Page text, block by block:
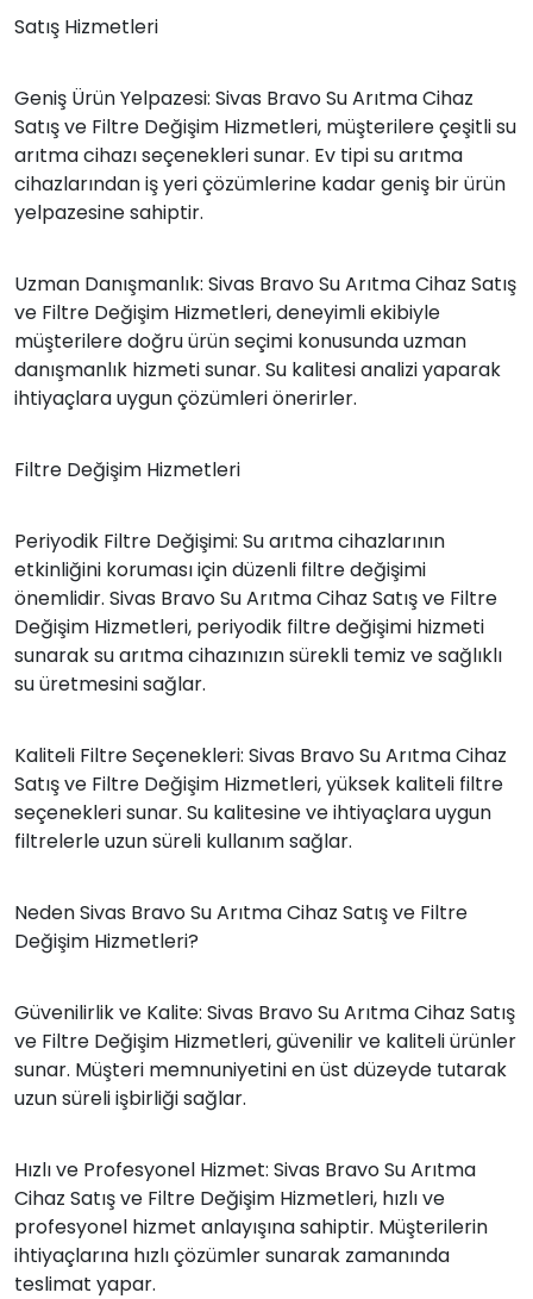
Satış Hizmetleri
Geniş Ürün Yelpazesi: Sivas Bravo Su Arıtma Cihaz
Satış ve Filtre Değişim Hizmetleri, müşterilere çeşitli su
arıtma cihazı seçenekleri sunar. Ev tipi su arıtma
cihazlarından iş yeri çözümlerine kadar geniş bir ürün
yelpazesine sahiptir.
Uzman Danışmanlık: Sivas Bravo Su Arıtma Cihaz Satış
ve Filtre Değişim Hizmetleri, deneyimli ekibiyle
müşterilere doğru ürün seçimi konusunda uzman
danışmanlık hizmeti sunar. Su kalitesi analizi yaparak
ihtiyaçlara uygun çözümleri önerirler.
Filtre Değişim Hizmetleri
Periyodik Filtre Değişimi: Su arıtma cihazlarının
etkinliğini koruması için düzenli filtre değişimi
önemlidir. Sivas Bravo Su Arıtma Cihaz Satış ve Filtre
Değişim Hizmetleri, periyodik filtre değişimi hizmeti
sunarak su arıtma cihazınızın sürekli temiz ve sağlıklı
su üretmesini sağlar.
Kaliteli Filtre Seçenekleri: Sivas Bravo Su Arıtma Cihaz
Satış ve Filtre Değişim Hizmetleri, yüksek kaliteli filtre
seçenekleri sunar. Su kalitesine ve ihtiyaçlara uygun
filtrelerle uzun süreli kullanım sağlar.
Neden Sivas Bravo Su Arıtma Cihaz Satış ve Filtre
Değişim Hizmetleri?
Güvenilirlik ve Kalite: Sivas Bravo Su Arıtma Cihaz Satış
ve Filtre Değişim Hizmetleri, güvenilir ve kaliteli ürünler
sunar. Müşteri memnuniyetini en üst düzeyde tutarak
uzun süreli işbirliği sağlar.
Hızlı ve Profesyonel Hizmet: Sivas Bravo Su Arıtma
Cihaz Satış ve Filtre Değişim Hizmetleri, hızlı ve
profesyonel hizmet anlayışına sahiptir. Müşterilerin
ihtiyaçlarına hızlı çözümler sunarak zamanında
teslimat yapar.